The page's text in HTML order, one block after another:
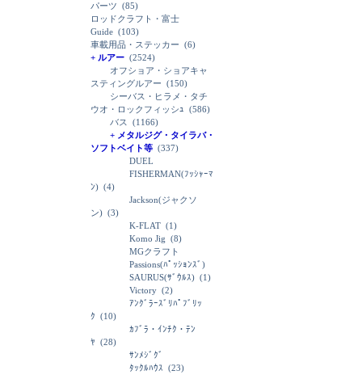
パーツ (85)
ロッドクラフト・富士
Guide (103)
車載用品・ステッカー (6)
+ ルアー (2524)
オフショア・ショアキャ
スティングルアー (150)
シーバス・ヒラメ・タチ
ウオ・ロックフィッシｭ (586)
バス
(1166)
+ メタルジグ・タイラバ・
ソフトベイト等 (337)
DUEL
FISHERMAN(ﾌｯｼｬｰﾏ
ﾝ) (4)
Jackson(ジャクソ
ン) (3)
K-FLAT (1)
Komo Jig (8)
MGクラフト
Passions(ﾊﾟｯｼｮﾝｽﾞ)
SAURUS(ｻﾞｳﾙｽ) (1)
Victory (2)
ｱﾝｸﾞﾗｰｽﾞﾘﾊﾟﾌﾞﾘｯ
ｸ (10)
ｶﾌﾞﾗ・ｲﾝﾁｸ・ﾃﾝ
ﾔ (28)
ｻﾝﾒｼﾞｸﾞ
ﾀｯｸﾙﾊｳｽ (23)